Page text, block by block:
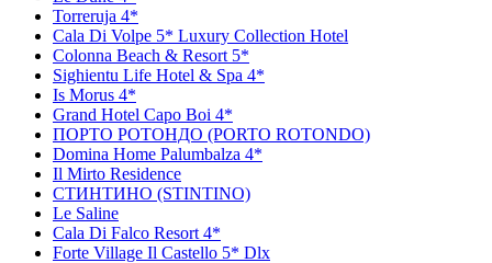
Torreruja 4*
Cala Di Volpe 5* Luxury Collection Hotel
Colonna Beach & Resort 5*
Sighientu Life Hotel & Spa 4*
Is Morus 4*
Grand Hotel Capo Boi 4*
ПОРТО РОТОНДО (PORTO ROTONDO)
Domina Home Palumbalza 4*
Il Mirto Residence
СТИНТИНО (STINTINO)
Le Saline
Cala Di Falco Resort 4*
Forte Village Il Castello 5* Dlx